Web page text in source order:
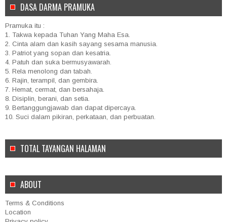
DASA DARMA PRAMUKA
Pramuka itu :
1. Takwa kepada Tuhan Yang Maha Esa.
2. Cinta alam dan kasih sayang sesama manusia.
3. Patriot yang sopan dan kesatria.
4. Patuh dan suka bermusyawarah.
5. Rela menolong dan tabah.
6. Rajin, terampil, dan gembira.
7. Hemat, cermat, dan bersahaja.
8. Disiplin, berani, dan setia.
9. Bertanggungjawab dan dapat dipercaya.
10. Suci dalam pikiran, perkataan, dan perbuatan.
TOTAL TAYANGAN HALAMAN
ABOUT
Terms & Conditions
Location